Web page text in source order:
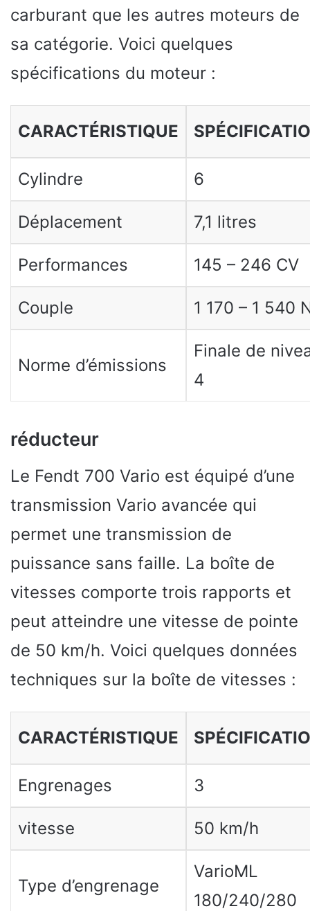
carburant que les autres moteurs de
sa catégorie. Voici quelques
spécifications du moteur :
CARACTÉRISTIQUE
Cylindre 6
Déplacement 7,1 litres
Performances 145 – 246 CV
Couple 1 170 – 1 540
Norme d’émissions
Finale de
4
réducteur
Le Fendt 700 Vario est équipé d’une
transmission Vario avancée qui
permet une transmission de
puissance sans faille. La boîte de
vitesses comporte trois rapports et
peut atteindre une vitesse de pointe
de 50 km/h. Voici quelques données
techniques sur la boîte de vitesses :
CARACTÉRISTIQUE
Engrenages 3
vitesse 50 km/h
Type d’engrenage
VarioML
180/240/280